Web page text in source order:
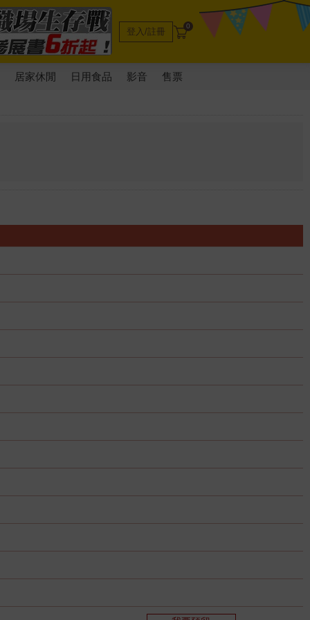
登入/註冊 0
居家休閒 日用食品 影音 售票